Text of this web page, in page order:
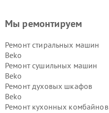
Мы ремонтируем
Ремонт стиральных машин
Beko
Ремонт сушильных машин
Beko
Ремонт духовых шкафов
Beko
Ремонт кухонных комбайнов